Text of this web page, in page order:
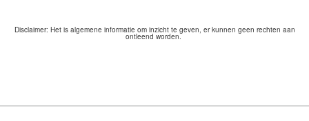
Disclaimer: Het is algemene informatie om inzicht te geven, er kunnen geen rechten aan
ontleend worden.